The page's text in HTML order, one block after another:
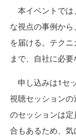
本イベントでは
な視点の事例か
を届ける。テク
まで、自社に必要
申し込みは1セ
視聴セッション
のセッションは
合もあるため、